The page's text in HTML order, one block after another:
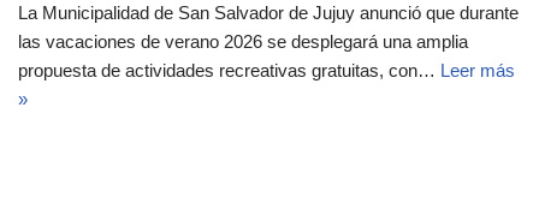
La Municipalidad de San Salvador de Jujuy anunció que durante
las vacaciones de verano 2026 se desplegará una amplia
propuesta de actividades recreativas gratuitas, con… Leer más
»